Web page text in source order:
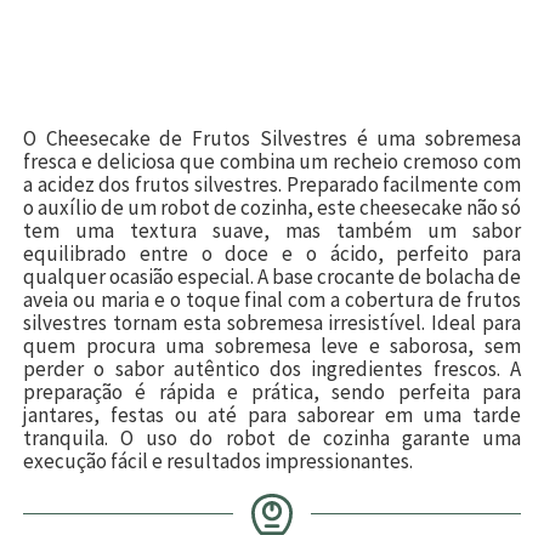
O Cheesecake de Frutos Silvestres é uma sobremesa
fresca e deliciosa que combina um recheio cremoso com
a acidez dos frutos silvestres. Preparado facilmente com
o auxílio de um robot de cozinha, este cheesecake não só
tem uma textura suave, mas também um sabor
equilibrado entre o doce e o ácido, perfeito para
qualquer ocasião especial. A base crocante de bolacha de
aveia ou maria e o toque final com a cobertura de frutos
silvestres tornam esta sobremesa irresistível. Ideal para
quem procura uma sobremesa leve e saborosa, sem
perder o sabor autêntico dos ingredientes frescos. A
preparação é rápida e prática, sendo perfeita para
jantares, festas ou até para saborear em uma tarde
tranquila. O uso do robot de cozinha garante uma
execução fácil e resultados impressionantes.